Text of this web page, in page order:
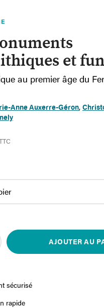
et
au premier âge du
Anne Auxerre-Géron,
AJOUTER AU
sécurisé
rapide